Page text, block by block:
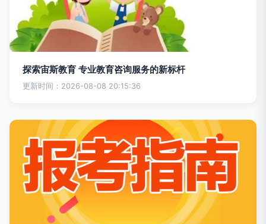
探索宙斯教育 专业教育咨询服务的新标杆
更新时间：2026-08-08 20:15:36